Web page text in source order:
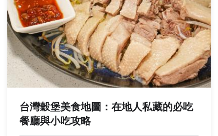
台灣穀堡美食地圖：在地人私藏的必吃
餐廳與小吃攻略